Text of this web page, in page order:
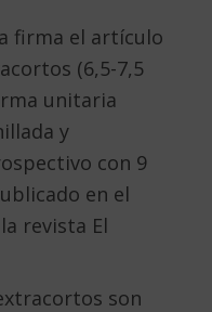
firma el artículo
(6,5-7,5
unitaria
y
con 9
en el
revista El
son